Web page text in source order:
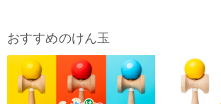
おすすめのけん玉